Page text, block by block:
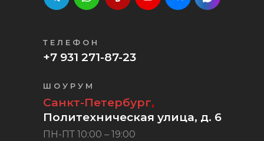
+7 931 271-87-23
ТЕЛЕФОН
Санкт-Петербург,
Политехническая улица, д. 6
ШОУРУМ
ПН-ПТ 10:00 – 19:00